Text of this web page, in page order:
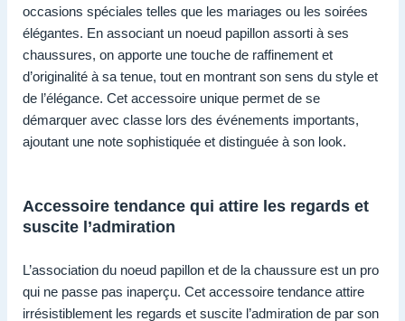
occasions spéciales telles que les mariages ou les soirées
élégantes. En associant un noeud papillon assorti à ses
chaussures, on apporte une touche de raffinement et
d’originalité à sa tenue, tout en montrant son sens du style et
de l’élégance. Cet accessoire unique permet de se
démarquer avec classe lors des événements importants,
ajoutant une note sophistiquée et distinguée à son look.
Accessoire tendance qui attire les regards et
suscite l’admiration
L’association du noeud papillon et de la chaussure est un pro
qui ne passe pas inaperçu. Cet accessoire tendance attire
irrésistiblement les regards et suscite l’admiration de par son